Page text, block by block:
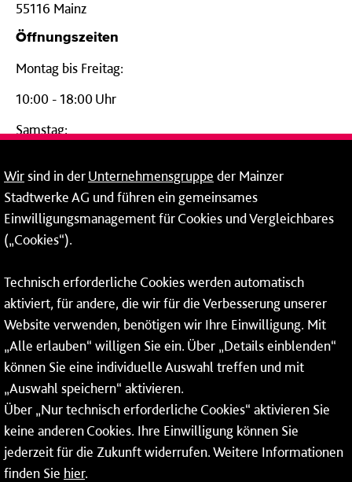
55116 Mainz
Öffnungszeiten
Montag bis Freitag:
10:00 - 18:00 Uhr
Samstag:
24-Stunden-Telefon*
06131 – 12 77 77
Fax: 06131 – 12 66 66
* Montags bis freitags bis 7 und ab 18 Uhr sowie an
Wochenenden und Feiertagen ganztags werden Ihre
Anrufe je nach Themenauswahl an ein Callcenter des
RMV oder von nextbike weitergeleitet. Dort erhalten Sie
ausschließlich Auskünfte zum Fahrplan bzw. zu
meinRad.
Wirsind in derUnternehmensgruppe der Mainzer
Stadtwerke AG und führen ein gemeinsames
Einwilligungsmanagement für Cookies und Vergleichbares
(„Cookies“).
Technisch erforderliche Cookies werden automatisch
aktiviert, für andere, die wir für die Verbesserung unserer
Website verwenden, benötigen wir Ihre Einwilligung. Mit
„Alle erlauben“ willigen Sie ein. Über „Details einblenden“
können Sie eine individuelle Auswahl treffen und mit
„Auswahl speichern“ aktivieren.
Über „Nur technisch erforderliche Cookies“ aktivieren Sie
keine anderen Cookies. Ihre Einwilligung können Sie
jederzeit für die Zukunft widerrufen. Weitere Informationen
finden Sie hier.